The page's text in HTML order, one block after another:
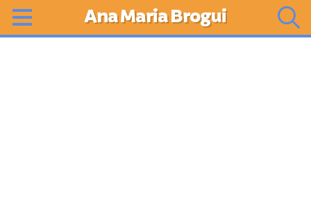
Ana Maria Brogui